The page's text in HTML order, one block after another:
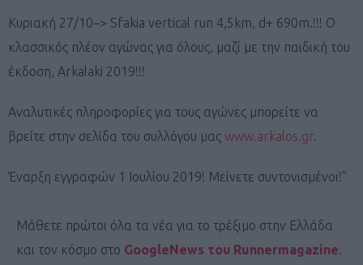
Κυριακή 27/10–> Sfakia vertical run 4,5km, d+ 690m.!!! Ο
κλασσικός πλέον αγώνας για όλους, μαζί με την παιδική του
έκδοση, Arkalaki 2019!!!
Αναλυτικές πληροφορίες για τους αγώνες μπορείτε να
βρείτε στην σελίδα του συλλόγου μας www.arkalos.gr.
Έναρξη εγγραφών 1 Ιουλίου 2019! Μείνετε συντονισμένοι!”
Μάθετε πρώτοι όλα τα νέα για το τρέξιμο στην Ελλάδα
και τον κόσμο στο GoogleNews του Runnermagazine.